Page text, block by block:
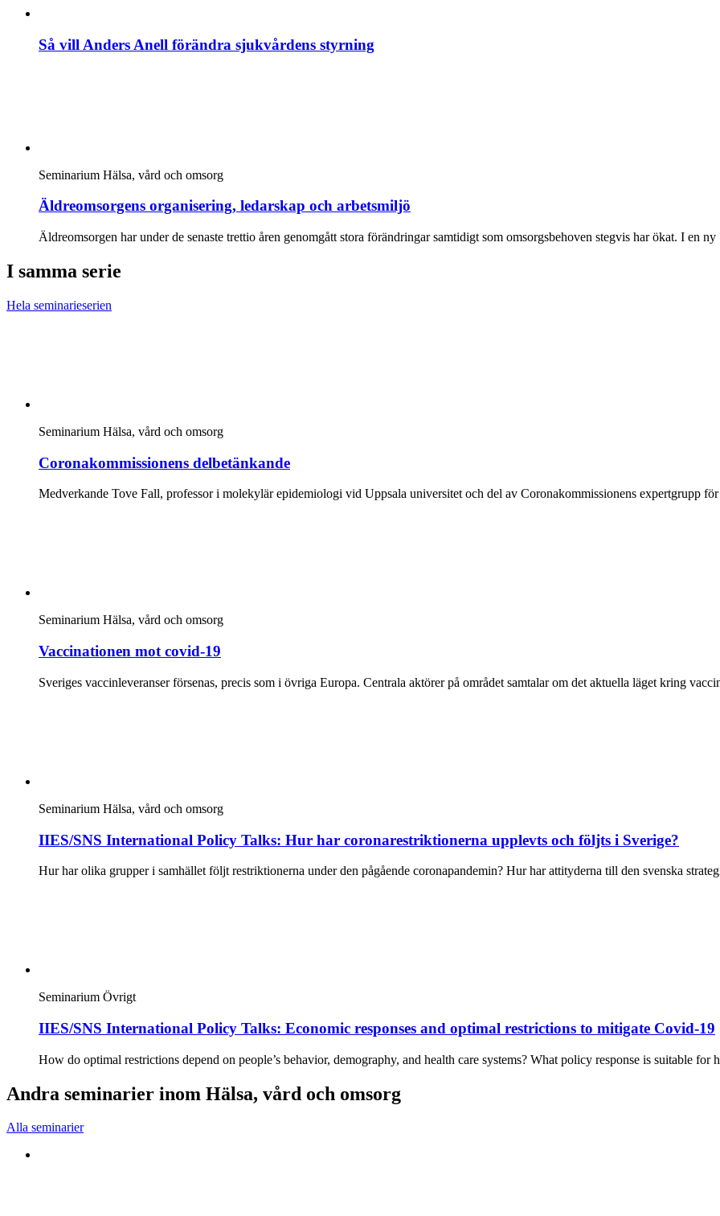
Så vill Anders Anell förändra sjukvårdens styrning
Seminarium Hälsa, vård och omsorg
Äldreomsorgens organisering, ledarskap och arbetsmiljö
Äldreomsorgen har under de senaste trettio åren genomgått stora förändringar samtidigt som omsorgsbehoven stegvis har ökat. I en
I samma serie
Hela seminarieserien
Seminarium Hälsa, vård och omsorg
Coronakommissionens delbetänkande
Medverkande Tove Fall, professor i molekylär epidemiologi vid Uppsala universitet och del av Coronakommissionens expertgrupp
Seminarium Hälsa, vård och omsorg
Vaccinationen mot covid-19
Sveriges vaccinleveranser försenas, precis som i övriga Europa. Centrala aktörer på området samtalar om det aktuella läget kring
Seminarium Hälsa, vård och omsorg
IIES/SNS International Policy Talks: Hur har coronarestriktionerna upplevts och följts i Sverige?
Hur har olika grupper i samhället följt restriktionerna under den pågående coronapandemin? Hur har attityderna till den svenska
Seminarium Övrigt
IIES/SNS International Policy Talks: Economic responses and optimal restrictions to mitigate Covid-19
How do optimal restrictions depend on people’s behavior, demography, and health care systems? What policy response is suitable for
Andra seminarier inom Hälsa, vård och omsorg
Alla seminarier